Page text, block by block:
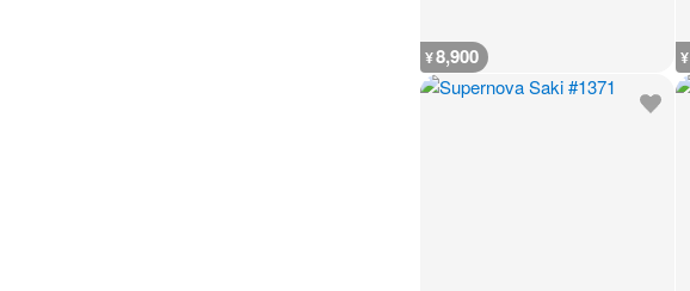
¥8,900 ¥